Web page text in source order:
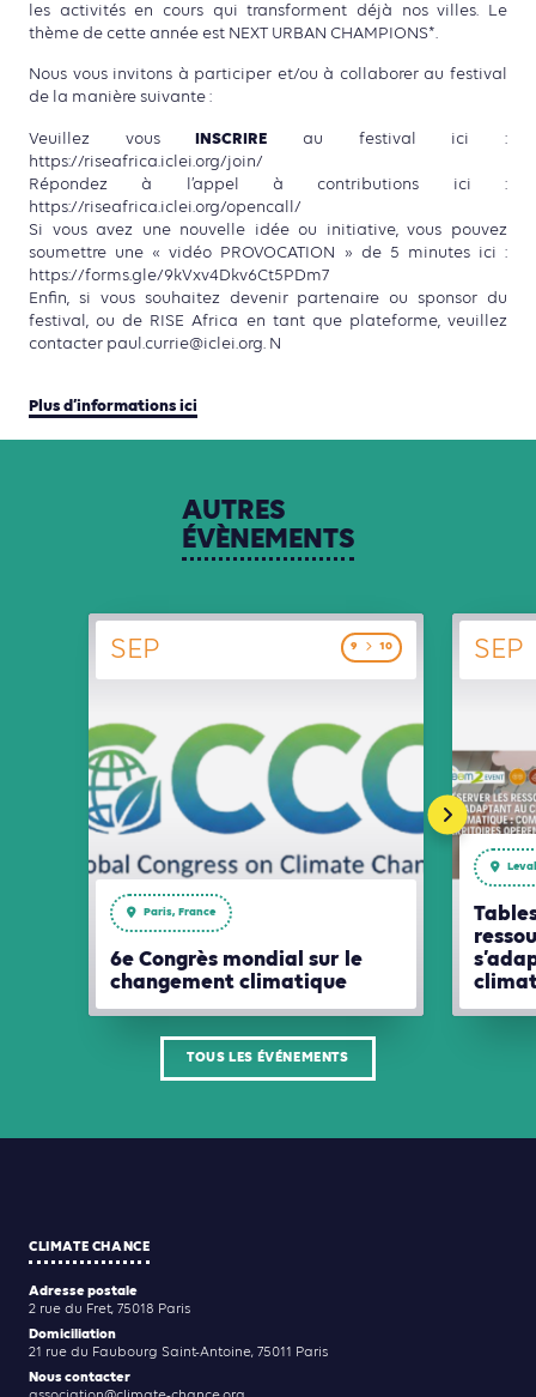
les activités en cours qui transforment déjà nos villes. Le
thème de cette année est NEXT URBAN CHAMPIONS*.
Nous vous invitons à participer et/ou à collaborer au festival
de la manière suivante :
Veuillez vousINSCRIRE au festival ici :
https://riseafrica.iclei.org/join/
Répondez à l’appel à contributions ici :
https://riseafrica.iclei.org/opencall/
Si vous avez une nouvelle idée ou initiative, vous pouvez
soumettre une « vidéo PROVOCATION » de 5 minutes ici :
https://forms.gle/9kVxv4Dkv6Ct5PDm7
Enfin, si vous souhaitez devenir partenaire ou sponsor du
festival, ou de RISE Africa en tant que plateforme, veuillez
contacter paul.currie@iclei.org. N
Plus d’informations ici
AUTRES
ÉVÈNEMENTS
9 10
SEP
Paris, France
6e Congrès mondial sur le
changement climatique
SEP
TOUS LES ÉVÉNEMENTS
CLIMATE CHANCE
Adresse postale
2 rue du Fret, 75018 Paris
Domiciliation
21 rue du Faubourg Saint-Antoine, 75011 Paris
Nous contacter